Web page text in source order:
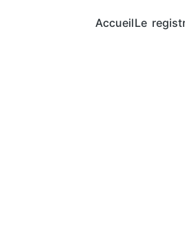
AccueilLe